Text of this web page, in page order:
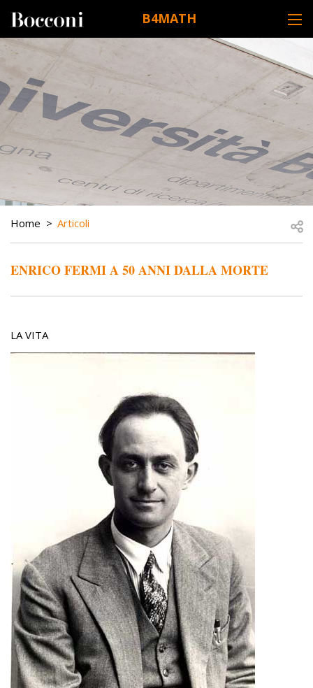
B4MATH
DESK NAVIGATION
BREADCRUMB
Home Articoli
ENRICO FERMI A 50 ANNI DALLA MORTE
LA VITA